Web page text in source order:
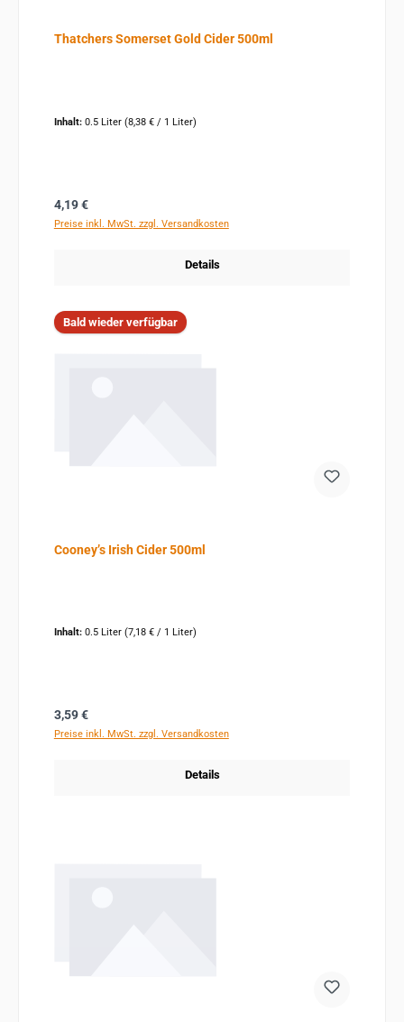
Thatchers Somerset Gold Cider 500ml
Inhalt: 0.5 Liter (8,38 € / 1 Liter)
Regulärer Preis:
4,19 €
Preise inkl. MwSt. zzgl. Versandkosten
Details
Bald wieder verfügbar
Cooney’s Irish Cider 500ml
Inhalt: 0.5 Liter (7,18 € / 1 Liter)
Regulärer Preis:
3,59 €
Preise inkl. MwSt. zzgl. Versandkosten
Details